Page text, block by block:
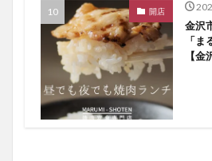
開店
金沢
「
【金